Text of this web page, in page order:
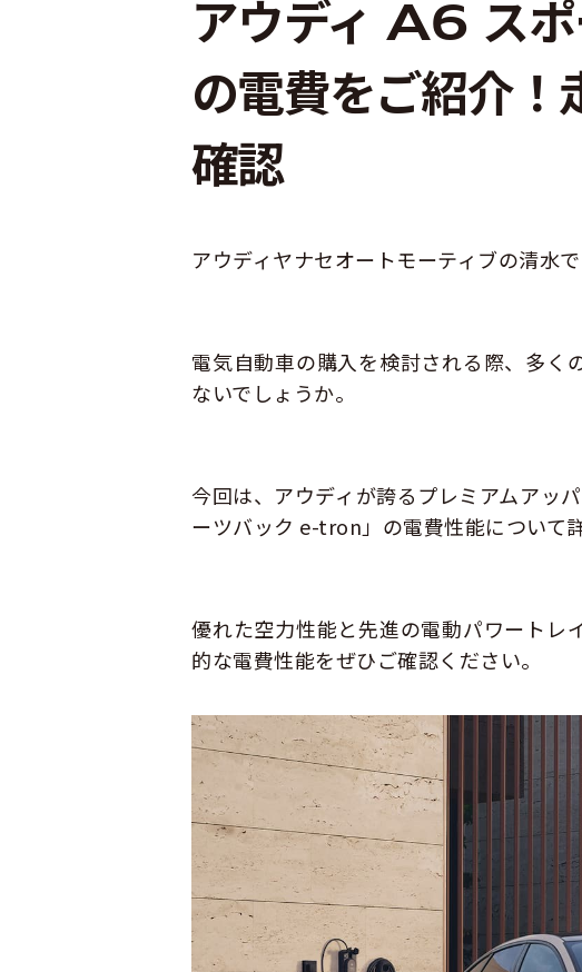
アウディ A6 ス
の電費をご紹介！
確認
アウディヤナセオートモーティブの清水で
電気自動車の購入を検討される際、多く
ないでしょうか。
今回は、アウディが誇るプレミアムアッ
ーツバック e-tron」の電費性能について
優れた空力性能と先進の電動パワートレ
的な電費性能をぜひご確認ください。